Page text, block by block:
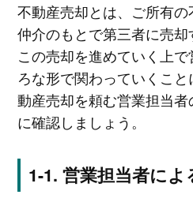
不動産売却とは、ご所有
仲介のもとで第三者に売却
この売却を進めていく上
ろな形で関わっていくこ
動産売却を頼む営業担当
に確認しましょう。
営業担当者によ